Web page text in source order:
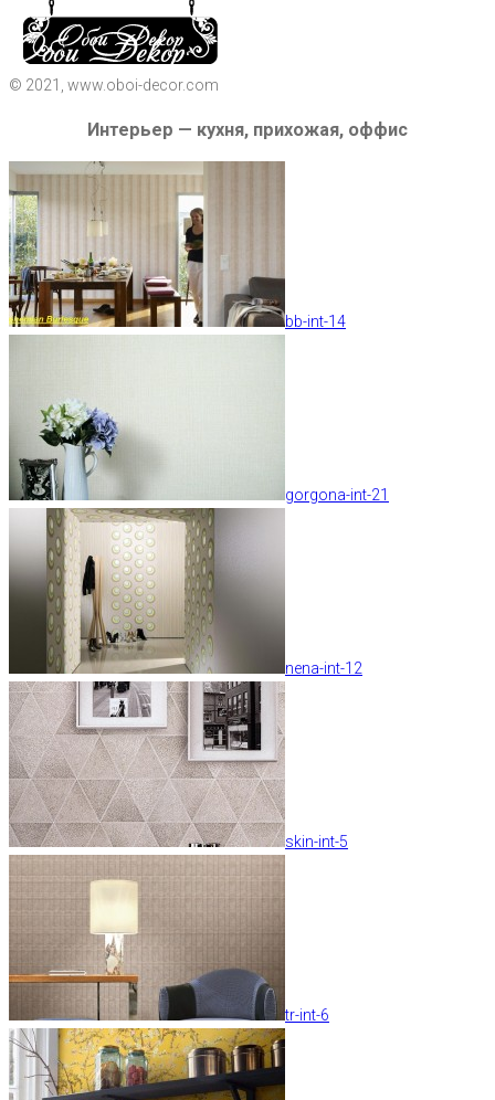
© 2021, www.oboi-decor.com
Интерьер — кухня, прихожая, оффис
bb-int-14
gorgona-int-21
nena-int-12
skin-int-5
tr-int-6